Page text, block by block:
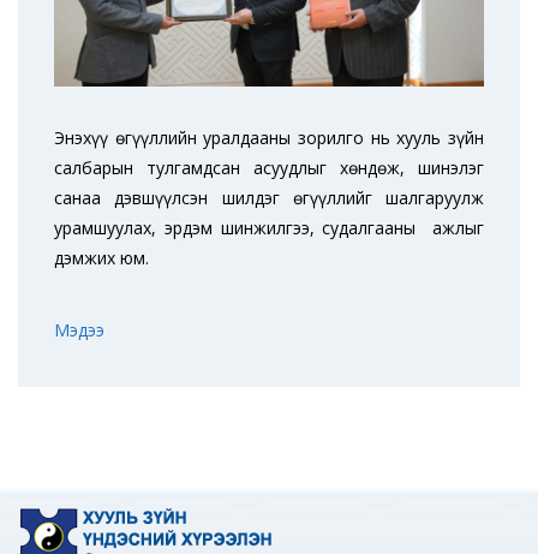
Энэхүү өгүүллийн уралдааны зорилго нь хууль зүйн
салбарын тулгамдсан асуудлыг хөндөж, шинэлэг
санаа дэвшүүлсэн шилдэг өгүүллийг шалгаруулж
урамшуулах, эрдэм шинжилгээ, судалгааны ажлыг
дэмжих юм.
Мэдээ